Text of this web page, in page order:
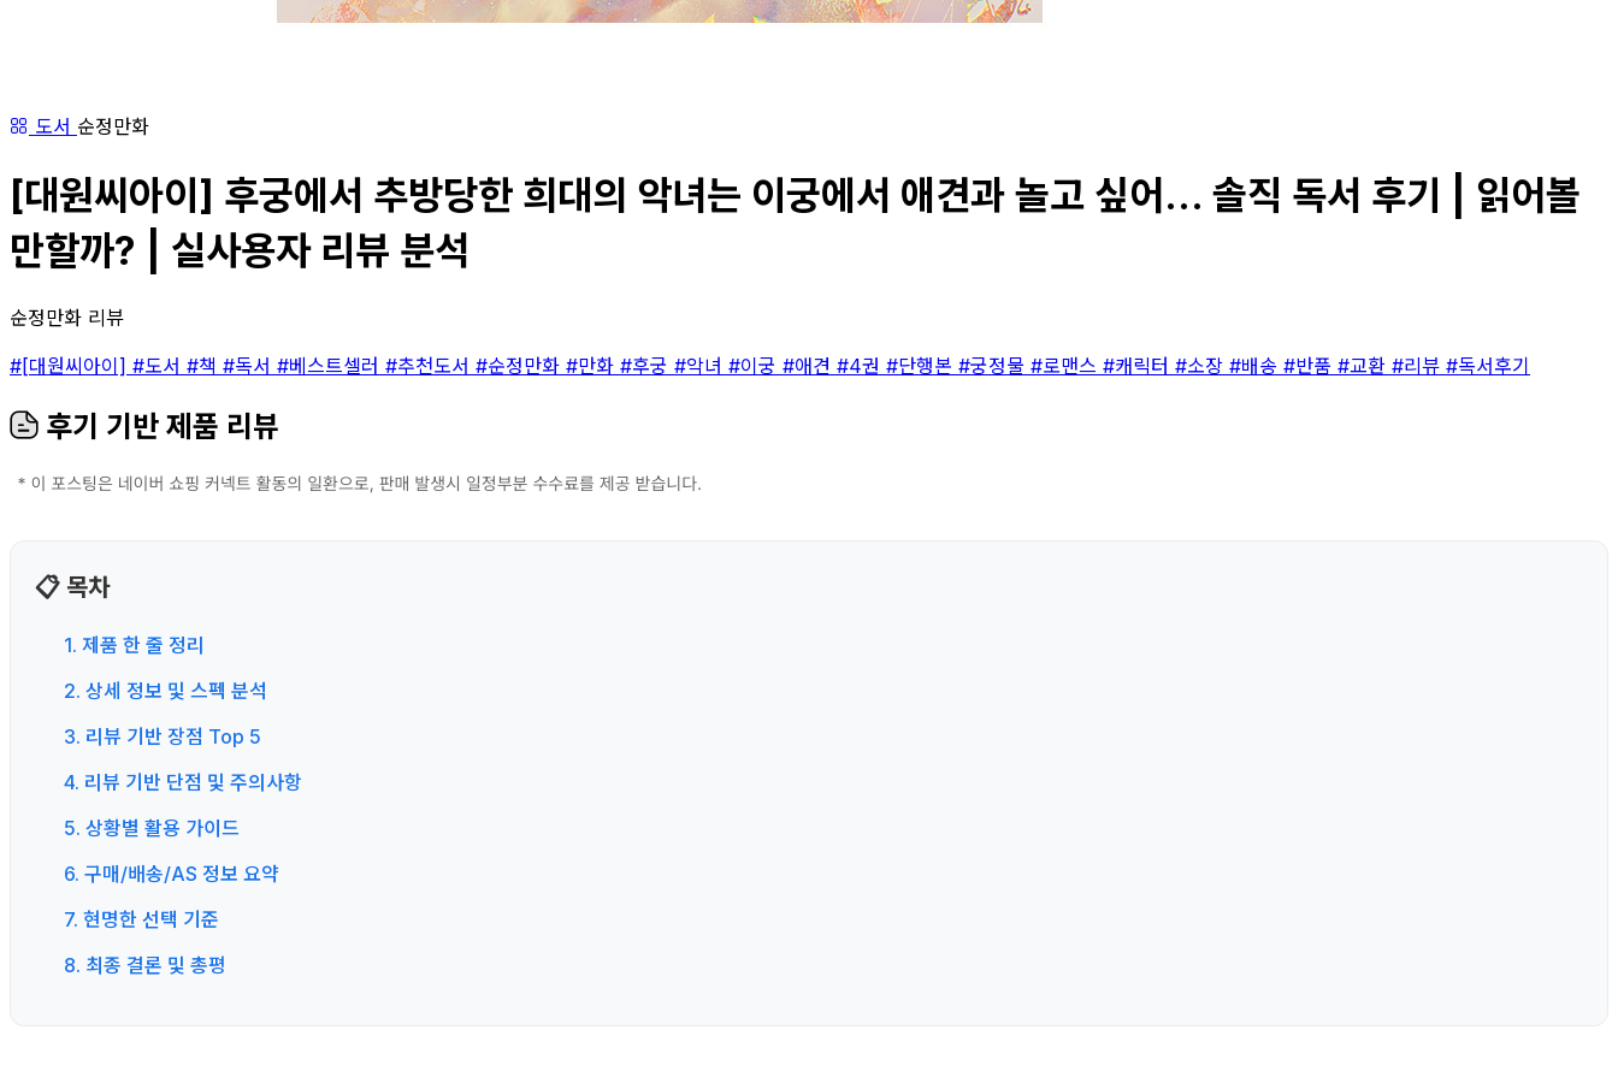
도서 순정만화
[대원씨아이] 후궁에서 추방당한 희대의 악녀는 이궁에서 애견과 놀고 싶어... 솔직 독서 후기 | 읽어볼
만할까? | 실사용자 리뷰 분석
순정만화 리뷰
#[대원씨아이] #도서 #책 #독서 #베스트셀러 #추천도서 #순정만화 #만화 #후궁 #악녀 #이궁 #애견 #4권 #단행본 #궁정물 #로맨스 #캐릭터 #소장 #배송 #반품 #교환 #리뷰 #독서후기
후기 기반 제품 리뷰
📋 목차
1. 제품 한 줄 정리
2. 상세 정보 및 스펙 분석
3. 리뷰 기반 장점 Top 5
4. 리뷰 기반 단점 및 주의사항
5. 상황별 활용 가이드
6. 구매/배송/AS 정보 요약
7. 현명한 선택 기준
8. 최종 결론 및 총평